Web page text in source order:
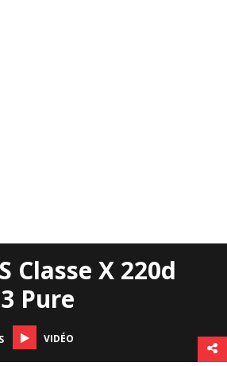
Classe X 220d
Pure
VIDÉO